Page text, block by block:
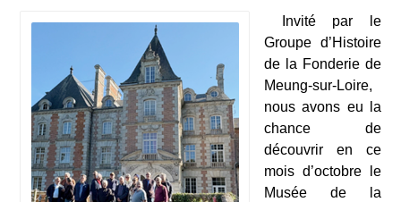
Invité par le
Groupe d’Histoire
de la Fonderie de
Meung-sur-Loire,
nous avons eu la
chance de
découvrir en ce
mois d’octobre le
Musée de la